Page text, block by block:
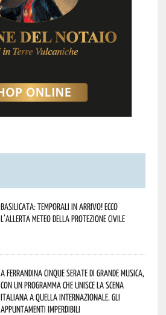
Basilicata: temporali in arrivo! Ecco
l’allerta meteo della Protezione civile
A Ferrandina cinque serate di grande musica,
con un programma che unisce la scena
italiana a quella internazionale. Gli
appuntamenti imperdibili